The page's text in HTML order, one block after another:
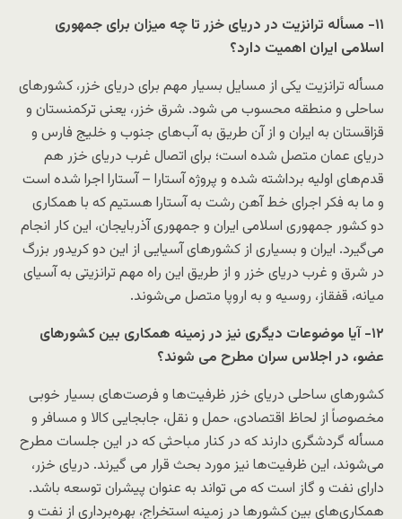
۱۱- مسأله ترانزیت در دریای خزر تا چه میزان برای جمهوری
اسلامی ایران اهمیت دارد؟
مسأله ترانزیت یکی از مسایل بسیار مهم برای دریای خزر، کشورهای
ساحلی و منطقه محسوب می شود. شرق خزر، یعنی ترکمنستان و
قزاقستان به ایران و از آن طریق به آب‌های جنوب و خلیج فارس و
دریای عمان متصل شده است؛ برای اتصال غرب دریای خزر هم
قدم‌های اولیه برداشته شده و پروژه آستارا – آستارا اجرا شده است
و ما به فکر اجرای خط آهن رشت به آستارا هستیم که با همکاری
دو کشور جمهوری اسلامی ایران و جمهوری آذربایجان، این کار انجام
می‌گیرد. ایران و بسیاری از کشورهای آسیایی از این دو کریدور بزرگ
در شرق و غرب دریای خزر و از طریق این راه مهم ترانزیتی به آسیای
میانه، قفقاز، روسیه و به اروپا متصل می‌شوند.
۱۲- آیا موضوعات دیگری نیز در زمینه همکاری بین کشورهای
عضو، در اجلاس سران مطرح می شوند؟
کشورهای ساحلی دریای خزر ظرفیت‌ها و فرصت‌های بسیار خوبی
مخصوصاً از لحاظ اقتصادی، حمل و نقل، جابجایی کالا و مسافر و
مسأله گردشگری دارند که در کنار مباحثی که در این جلسات مطرح
می‌شوند، این ظرفیت‌ها نیز مورد بحث قرار می گیرند. دریای خزر،
دارای نفت و گاز است که می تواند به عنوان پیشران توسعه باشد.
همکاری‌های بین کشورها در زمینه استخراج، بهره‌برداری از نفت و